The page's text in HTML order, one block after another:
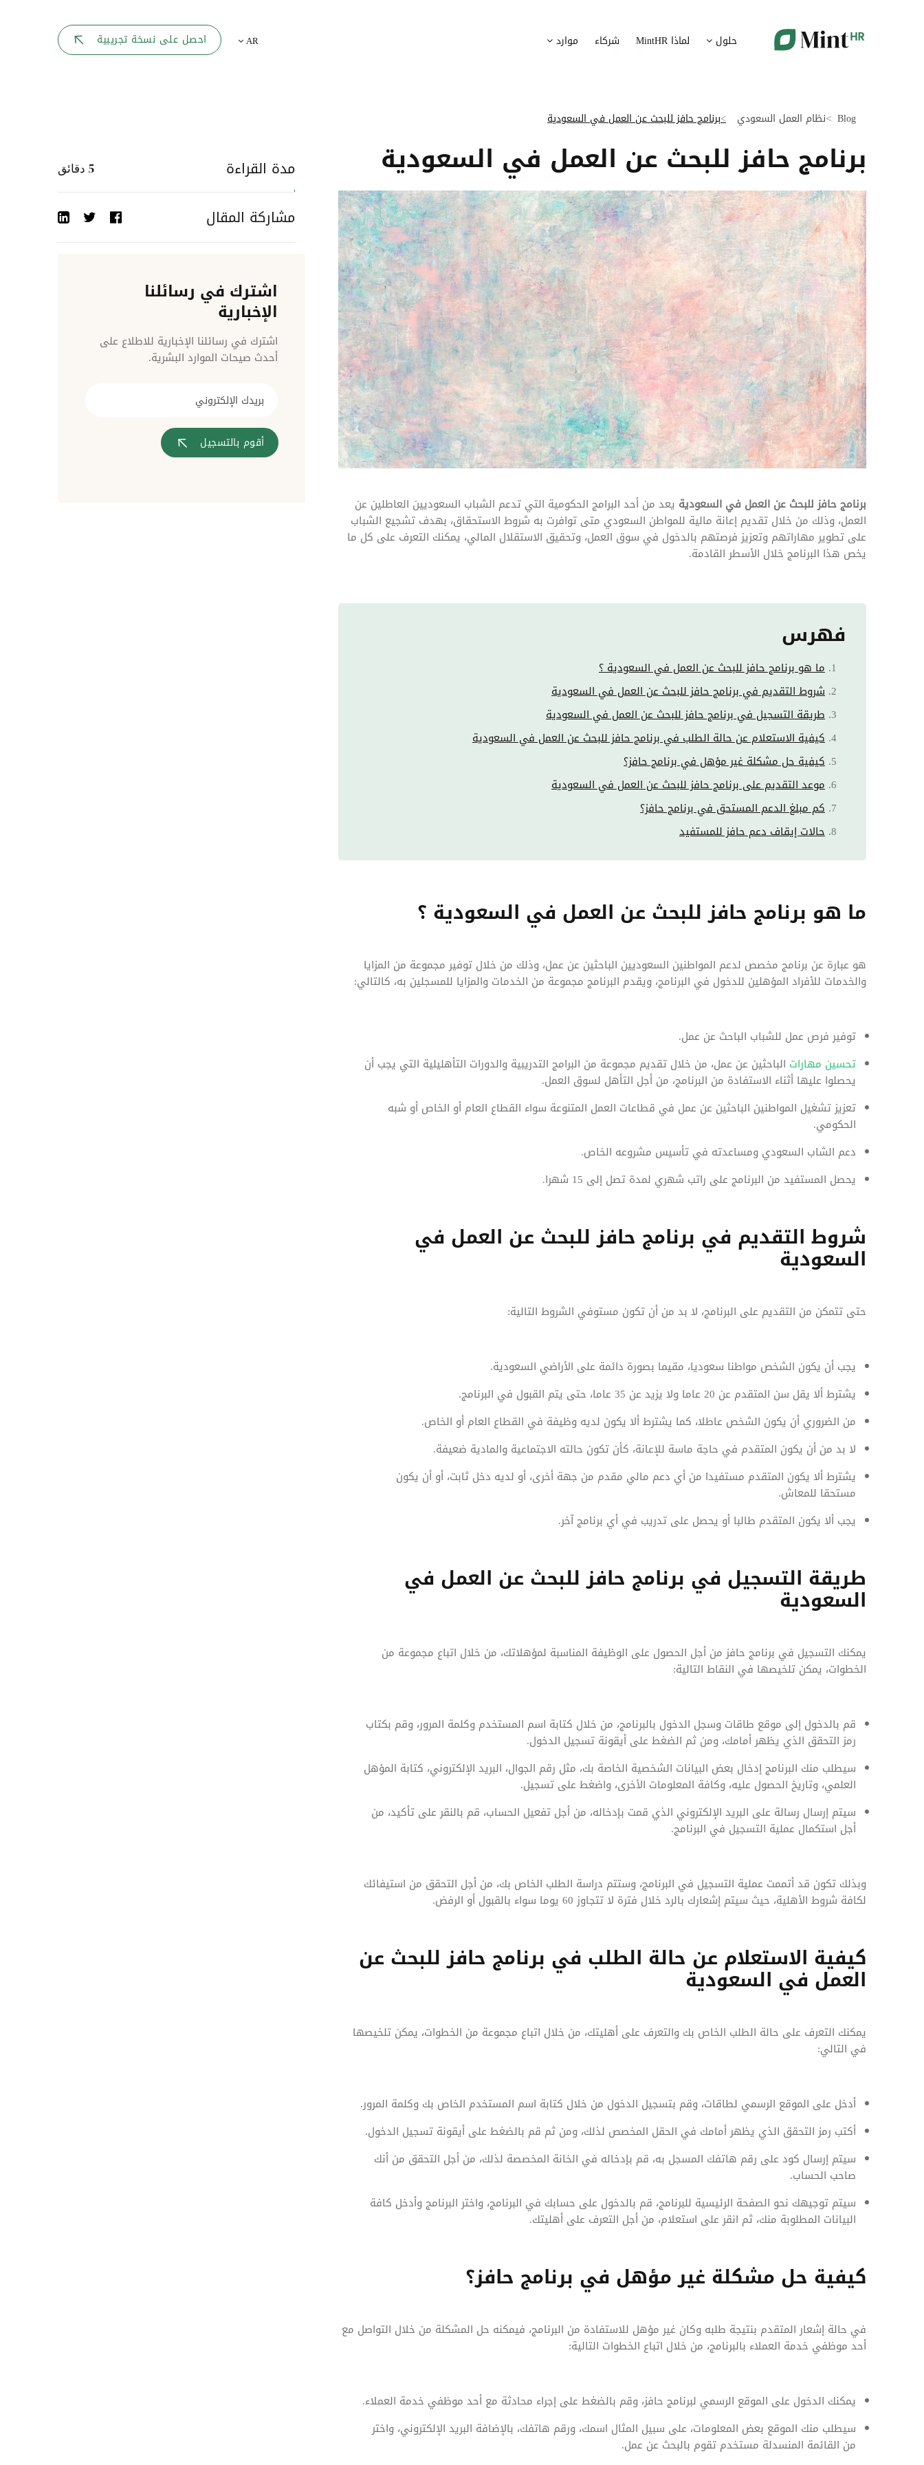
حلول لماذا MintHR شركاء موارد AR احصل على نسخة تجريبية
Blog نظام العمل السعودي برنامج حافز للبحث عن العمل في السعودية
برنامج حافز للبحث عن العمل في السعودية
برنامج حافز للبحث عن العمل في السعودية يعد من أحد البرامج الحكومية التي تدعم الشباب السعوديين العاطلين عن
العمل، وذلك من خلال تقديم إعانة مالية للمواطن السعودي متى توافرت به شروط الاستحقاق، بهدف تشجيع الشباب
على تطوير مهاراتهم وتعزيز فرصتهم بالدخول في سوق العمل، وتحقيق الاستقلال المالي، يمكنك التعرف على كل ما
يخص هذا البرنامج خلال الأسطر القادمة.
فهرس
ما هو برنامج حافز للبحث عن العمل في السعودية ؟
شروط التقديم في برنامج حافز للبحث عن العمل في السعودية
طريقة التسجيل في برنامج حافز للبحث عن العمل في السعودية
كيفية الاستعلام عن حالة الطلب في برنامج حافز للبحث عن العمل في السعودية
كيفية حل مشكلة غير مؤهل في برنامج حافز؟
موعد التقديم على برنامج حافز للبحث عن العمل في السعودية
كم مبلغ الدعم المستحق في برنامج حافز؟
حالات إيقاف دعم حافز للمستفيد
ما هو برنامج حافز للبحث عن العمل في السعودية ؟
هو عبارة عن برنامج مخصص لدعم المواطنين السعوديين الباحثين عن عمل، وذلك من خلال توفير مجموعة من المزايا
والخدمات للأفراد المؤهلين للدخول في البرنامج، ويقدم البرنامج مجموعة من الخدمات والمزايا للمسجلين به، كالتالي:
توفير فرص عمل للشباب الباحث عن عمل.
تحسين مهارات الباحثين عن عمل، من خلال تقديم مجموعة من البرامج التدريبية والدورات التأهليلية التي يجب أن
يحصلوا عليها أثناء الاستفادة من البرنامج، من أجل التأهل لسوق العمل.
تعزيز تشغيل المواطنين الباحثين عن عمل في قطاعات العمل المتنوعة سواء القطاع العام أو الخاص أو شبه
الحكومي.
دعم الشاب السعودي ومساعدته في تأسيس مشروعه الخاص.
يحصل المستفيد من البرنامج على راتب شهري لمدة تصل إلى 15 شهرا.
شروط التقديم في برنامج حافز للبحث عن العمل في
السعودية
حتى تتمكن من التقديم على البرنامج، لا بد من أن تكون مستوفي الشروط التالية:
يجب أن يكون الشخص مواطنا سعوديا، مقيما بصورة دائمة على الأراضي السعودية.
يشترط ألا يقل سن المتقدم عن 20 عاما ولا يزيد عن 35 عاما، حتى يتم القبول في البرنامج.
من الضروري أن يكون الشخص عاطلا، كما يشترط ألا يكون لديه وظيفة في القطاع العام أو الخاص.
لا بد من أن يكون المتقدم في حاجة ماسة للإعانة، كأن تكون حالته الاجتماعية والمادية ضعيفة.
يشترط ألا يكون المتقدم مستفيدا من أي دعم مالي مقدم من جهة أخرى، أو لديه دخل ثابت، أو أن يكون
مستحقا للمعاش.
يجب ألا يكون المتقدم طالبا أو يحصل على تدريب في أي برنامج آخر.
طريقة التسجيل في برنامج حافز للبحث عن العمل في
السعودية
يمكنك التسجيل في برنامج حافز من أجل الحصول على الوظيفة المناسبة لمؤهلاتك، من خلال اتباع مجموعة من
الخطوات، يمكن تلخيصها في النقاط التالية:
قم بالدخول إلى موقع طاقات وسجل الدخول بالبرنامج، من خلال كتابة اسم المستخدم وكلمة المرور، وقم بكتاب
رمز التحقق الذي يظهر أمامك، ومن ثم الضغط على أيقونة تسجيل الدخول.
سيطلب منك البرنامج إدخال بعض البيانات الشخصية الخاصة بك، مثل رقم الجوال، البريد الإلكتروني، كتابة المؤهل
العلمي، وتاريخ الحصول عليه، وكافة المعلومات الأخرى، واضغط على تسجيل.
سيتم إرسال رسالة على البريد الإلكتروني الذي قمت بإدخاله، من أجل تفعيل الحساب، قم بالنقر على تأكيد، من
أجل استكمال عملية التسجيل في البرنامج.
وبذلك تكون قد أتممت عملية التسجيل في البرنامج، وستتم دراسة الطلب الخاص بك، من أجل التحقق من استيفائك
لكافة شروط الأهلية، حيث سيتم إشعارك بالرد خلال فترة لا تتجاوز 60 يوما سواء بالقبول أو الرفض.
كيفية الاستعلام عن حالة الطلب في برنامج حافز للبحث عن
العمل في السعودية
يمكنك التعرف على حالة الطلب الخاص بك والتعرف على أهليتك، من خلال اتباع مجموعة من الخطوات، يمكن تلخيصها
في التالي:
أدخل على الموقع الرسمي لطاقات، وقم بتسجيل الدخول من خلال كتابة اسم المستخدم الخاص بك وكلمة المرور.
أكتب رمز التحقق الذي يظهر أمامك في الحقل المخصص لذلك، ومن ثم قم بالضغط على أيقونة تسجيل الدخول.
سيتم إرسال كود على رقم هاتفك المسجل به، قم بإدخاله في الخانة المخصصة لذلك، من أجل التحقق من أنك
صاحب الحساب.
سيتم توجيهك نحو الصفحة الرئيسية للبرنامج، قم بالدخول على حسابك في البرنامج، واختر البرنامج وأدخل كافة
البيانات المطلوبة منك، ثم انقر على استعلام، من أجل التعرف على أهليتك.
كيفية حل مشكلة غير مؤهل في برنامج حافز؟
في حالة إشعار المتقدم بنتيجة طلبه وكان غير مؤهل للاستفادة من البرنامج، فيمكنه حل المشكلة من خلال التواصل مع
أحد موظفي خدمة العملاء بالبرنامج، من خلال اتباع الخطوات التالية:
يمكنك الدخول على الموقع الرسمي لبرنامج حافز، وقم بالضغط على إجراء محادثة مع أحد موظفي خدمة العملاء.
سيطلب منك الموقع بعض المعلومات، على سبيل المثال اسمك، ورقم هاتفك، بالإضافة البريد الإلكتروني، واختر
من القائمة المنسدلة مستخدم تقوم بالبحث عن عمل.
مدة القراءة 5 دقائق
مشاركة المقال
اشترك في رسائلنا
الإخبارية
اشترك في رسائلنا الإخبارية للاطلاع على
أحدث صيحات الموارد البشرية.
أقوم بالتسجيل
بيانات الموارد البشرية ممركزة في بوابة واحدة قم برقمنة عملية التوظيف الخاصة بك
قم بإدارة الوثائق الإدارية بشكل أوتوماتيكي ضمان متابعة أفضل لمسارات تدريب موظفيك تحويل طلبات تدخلات تكنولوجيا المعلومات إلى
تنسيقات رقمية
تقارير النفقات
رقمنة إدارة تقارير النفقات
آراء الموظفين
جس نبض موظفيك
الرواتب و التعويض
اعداد الرواتب بشكل أسهل
المهام وقوائم الاختيار
تحسين متابعة مهام وقوائم التحقق الخاصة
بالموارد البشرية
تتبع التأمين الصحي
قم بتتبع طلبات استرداد تكاليف الرعاية
مراقبة الدخول